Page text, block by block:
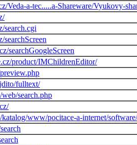
Veda-a-tec.....a-Shareware/Vyukovy-
search.cgi
searchScreen
searchGoogleScreen
product/IMChildrenEditor/
fulltext/
search.php
www/pocitace-a-internet/